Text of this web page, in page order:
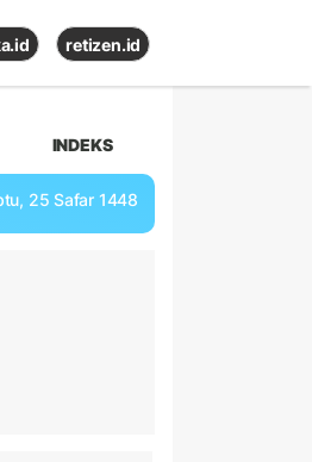
retizen.id
INDEKS
25 Safar 1448